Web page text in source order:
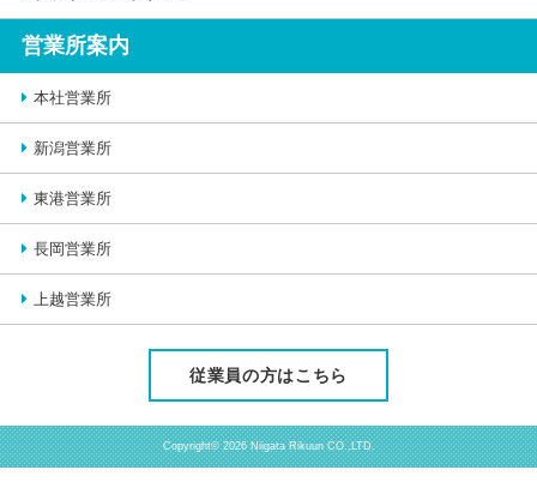
営業所案内
本社営業所
新潟営業所
東港営業所
長岡営業所
上越営業所
従業員の方はこちら
Copyright© 2026 Niigata Rikuun CO.,LTD.